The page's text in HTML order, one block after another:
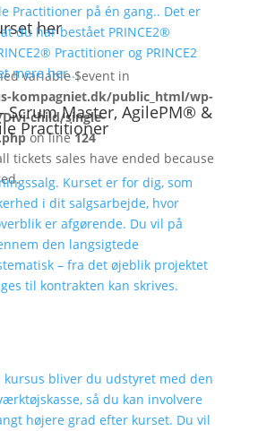
her
variable $event in
kompagniet.dk/public_html/wp-
child/single-
on line124
tickets sales have ended because
Practitioner på én gang.. Det er
du har bestået PRINCE2®
Practitioner og PRINCE2
mere her..
Scrum Master, AgilePM® &
Practitioner
Kurset er for dig, som
i dit salgsarbejde, hvor
er afgørende. Du vil på
den langsigtede
– fra det øjeblik projektet
til kontrakten kan skrives.
kursus bliver du udstyret med den
så du kan involvere
højere grad efter kurset. Du vil